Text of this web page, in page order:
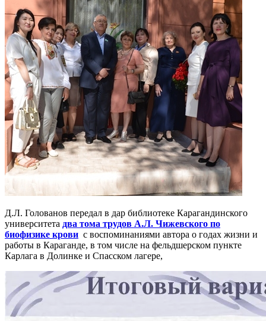
Д.Л. Голованов передал в дар библиотеке Карагандинского
университета два тома трудов А.Л. Чижевского по
биофизике крови с воспоминаниями автора о годах жизни и
работы в Караганде, в том числе на фельдшерском пункте
Карлага в Долинке и Спасском лагере,